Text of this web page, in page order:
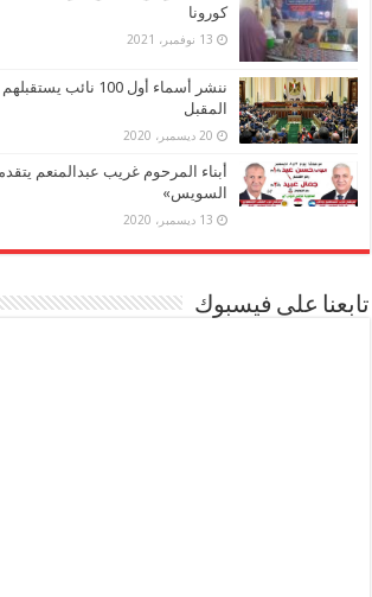
كورونا
13 نوفمبر، 2021
ننشر أسماء أول 100 نائب
المقبل
20 ديسمبر، 2020
أبناء المرحوم غريب عبدالمنعم
السويس»
13 ديسمبر، 2020
تابعنا على فيسبوك